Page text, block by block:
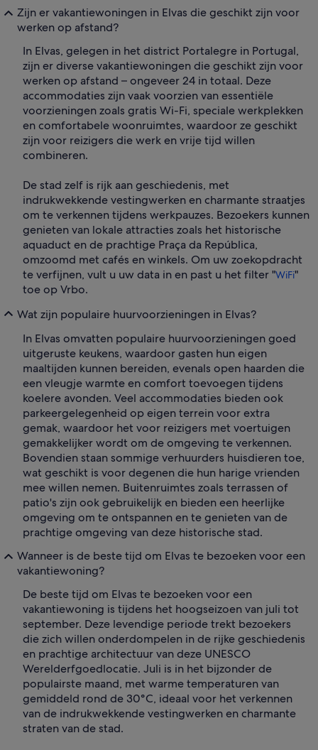
Zijn er vakantiewoningen in Elvas die geschikt zijn voor
werken op afstand?
In Elvas, gelegen in het district Portalegre in Portugal,
zijn er diverse vakantiewoningen die geschikt zijn voor
werken op afstand – ongeveer 24 in totaal. Deze
accommodaties zijn vaak voorzien van essentiële
voorzieningen zoals gratis Wi-Fi, speciale werkplekken
en comfortabele woonruimtes, waardoor ze geschikt
zijn voor reizigers die werk en vrije tijd willen
combineren.
De stad zelf is rijk aan geschiedenis, met
indrukwekkende vestingwerken en charmante straatjes
om te verkennen tijdens werkpauzes. Bezoekers kunnen
genieten van lokale attracties zoals het historische
aquaduct en de prachtige Praça da República,
omzoomd met cafés en winkels. Om uw zoekopdracht
te verfijnen, vult u uw data in en past u het filter "WiFi"
toe op Vrbo.
Wat zijn populaire huurvoorzieningen in Elvas?
In Elvas omvatten populaire huurvoorzieningen goed
uitgeruste keukens, waardoor gasten hun eigen
maaltijden kunnen bereiden, evenals open haarden die
een vleugje warmte en comfort toevoegen tijdens
koelere avonden. Veel accommodaties bieden ook
parkeergelegenheid op eigen terrein voor extra
gemak, waardoor het voor reizigers met voertuigen
gemakkelijker wordt om de omgeving te verkennen.
Bovendien staan sommige verhuurders huisdieren toe,
wat geschikt is voor degenen die hun harige vrienden
mee willen nemen. Buitenruimtes zoals terrassen of
patio's zijn ook gebruikelijk en bieden een heerlijke
omgeving om te ontspannen en te genieten van de
prachtige omgeving van deze historische stad.
Wanneer is de beste tijd om Elvas te bezoeken voor een
vakantiewoning?
De beste tijd om Elvas te bezoeken voor een
vakantiewoning is tijdens het hoogseizoen van juli tot
september. Deze levendige periode trekt bezoekers
die zich willen onderdompelen in de rijke geschiedenis
en prachtige architectuur van deze UNESCO
Werelderfgoedlocatie. Juli is in het bijzonder de
populairste maand, met warme temperaturen van
gemiddeld rond de 30°C, ideaal voor het verkennen
van de indrukwekkende vestingwerken en charmante
straten van de stad.